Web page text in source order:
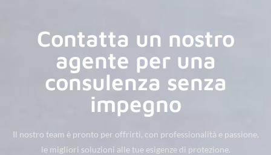
Contatta un nostro
agente per una
consulenza senza
impegno
Il nostro team è pronto per offrirti, con professionalità e passione,
le migliori soluzioni alle tue esigenze di protezione.